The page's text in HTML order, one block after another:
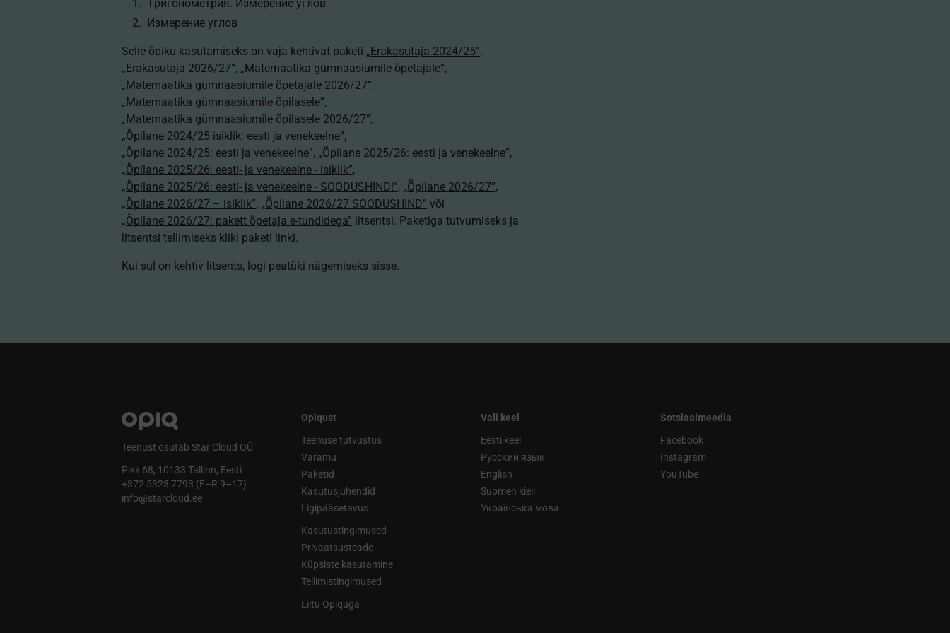
Tригонометрия. Измерение углов
Измерение углов
Selle õpiku kasutamiseks on vaja kehtivat paketi „Erakasutaja 2024/25”,
„Erakasutaja 2026/27”, „Matemaatika gümnaasiumile õpetajale”,
„Matemaatika gümnaasiumile õpetajale 2026/27”,
„Matemaatika gümnaasiumile õpilasele”,
„Matemaatika gümnaasiumile õpilasele 2026/27”,
„Õpilane 2024/25 isiklik: eesti ja venekeelne”,
„Õpilane 2024/25: eesti ja venekeelne”, „Õpilane 2025/26: eesti ja venekeelne”,
„Õpilane 2025/26: eesti- ja venekeelne - isiklik”,
„Õpilane 2025/26: eesti- ja venekeelne - SOODUSHIND!”, „Õpilane 2026/27”,
„Õpilane 2026/27 – isiklik”, „Õpilane 2026/27 SOODUSHIND” või
„Õpilane 2026/27: pakett õpetaja e-tundidega” litsentsi. Paketiga tutvumiseks ja
litsentsi tellimiseks kliki paketi linki.
Kui sul on kehtiv litsents, logi peatüki nägemiseks sisse.
Teenust osutab Star Cloud OÜ
Pikk 68, 10133 Tallinn, Eesti
+372 5323 7793 (E–R 9–17)
info@starcloud.ee
Opiqust
Teenuse tutvustus
Varamu
Paketid
Kasutusjuhendid
Ligipääsetavus
Kasutustingimused
Privaatsusteade
Küpsiste kasutamine
Tellimistingimused
Liitu Opiquga
Vali keel
Eesti keel
Русский язык
English
Suomen kieli
Українська мова
Sotsiaalmeedia
Facebook
Instagram
YouTube